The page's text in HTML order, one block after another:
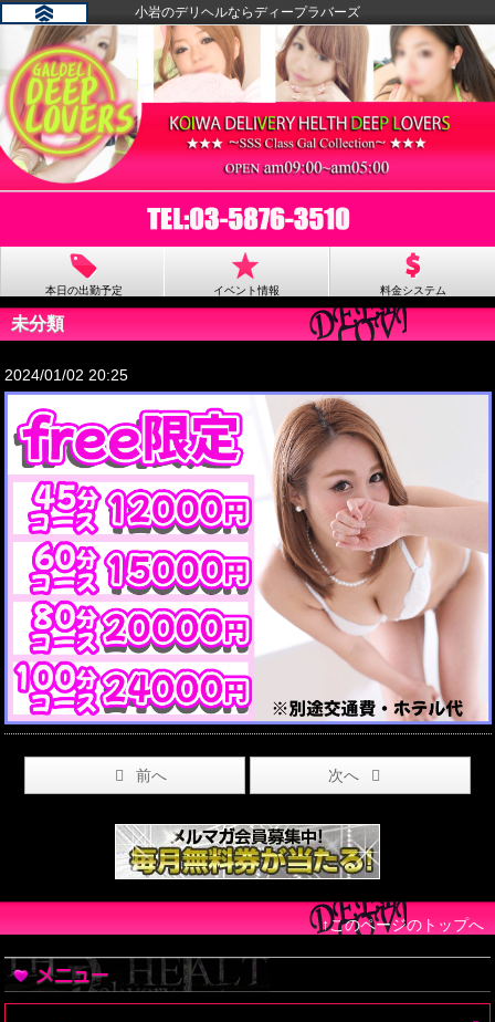
小岩のデリヘルならディープラバーズ
本日の出勤予定 イベント情報 料金システム
未分類
2024/01/02 20:25
前へ 次へ
↑このページのトップへ